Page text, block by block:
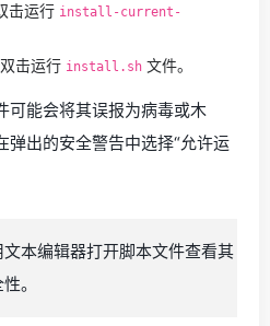
击运行 install-current-
击运行 install.sh 文件。
可能会将其误报为病毒或木
弹出的安全警告中选择“允许运
本编辑器打开脚本文件查看其
。